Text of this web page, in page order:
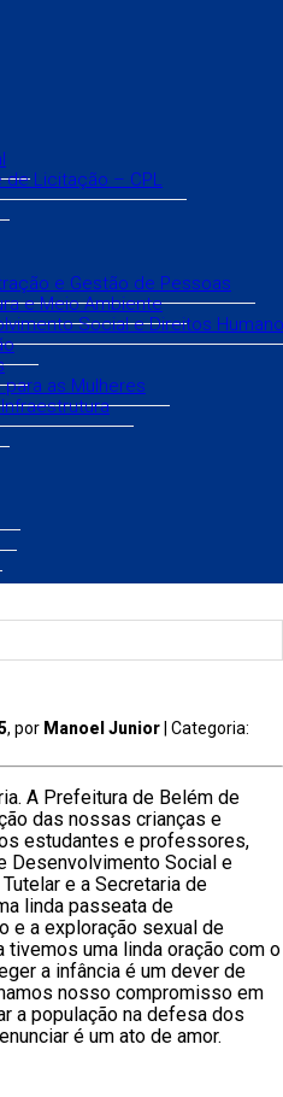
de Licitação – CPL
e Gestão de Pessoas
e Meio Ambiente
Social e Direitos
as Mulheres
, por Manoel Junior | Categoria:
A Prefeitura de Belém de
das nossas crianças e
estudantes e professores,
Desenvolvimento Social e
e a Secretaria de
linda passeata de
e a exploração sexual de
uma linda oração com o
a infância é um dever de
nosso compromisso em
a população na defesa dos
é um ato de amor.